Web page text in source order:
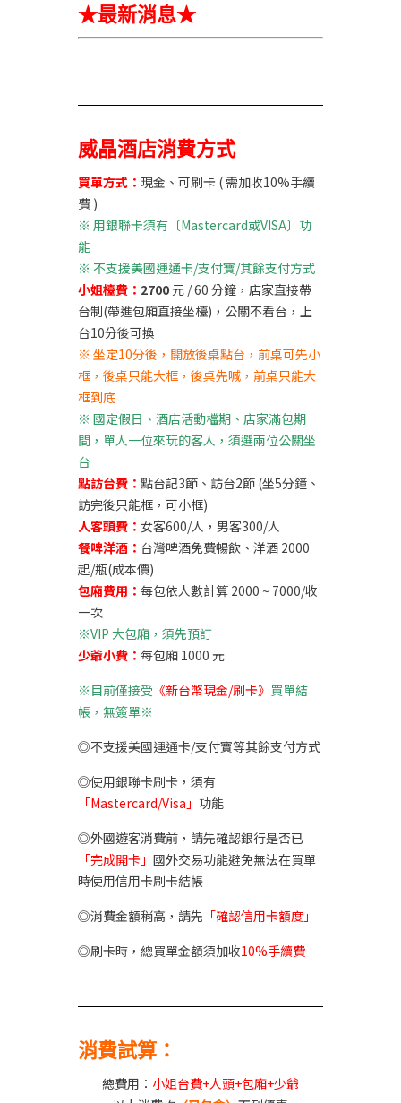
★最新消息★
威晶酒店消費方式
買單方式： 現金、可刷卡 ( 需加收10%手續
費 )
※ 用銀聯卡須有〔Mastercard或VISA〕功
能
※ 不支援美國運通卡/支付寶/其餘支付方式
小姐檯費： 2700元 / 60 分鐘，店家直接帶
台制(帶進包廂直接坐檯)，公關不看台，上
台10分後可換
※ 坐定10分後，開放後桌點台，前桌可先小
框，後桌只能大框， 後桌先喊，前桌只能大
框到底
※ 國定假日、酒店活動檔期、店家滿包期
間，單人一位來玩的客人，須選兩位公關坐
台
點訪台費： 點台記3節、訪台2節 (坐5分鐘、
訪完後只能框，可小框)
人客頭費： 女客600/人，男客300/人
餐啤洋酒： 台灣啤酒免費暢飲、洋酒 2000
起/瓶(成本價)
包廂費用： 每包依人數計算 2000 ~ 7000/收
一次
※VIP 大包廂，須先預訂
少爺小費： 每包廂 1000 元
※目前僅接受 《新台幣現金/刷卡》 買單結
帳，無簽單※
◎不支援美國運通卡/支付寶等其餘支付方式
◎使用銀聯卡刷卡，須有
「Mastercard/Visa」 功能
◎外國遊客消費前，請先確認銀行是否已
「完成開卡」 國外交易功能避免無法在買單
時使用信用卡刷卡結帳
◎消費金額稍高，請先 「確認信用卡額度」
◎刷卡時，總買單金額須加收10%手續費
消費試算：
總費用： 小姐台費+人頭+包廂+少爺